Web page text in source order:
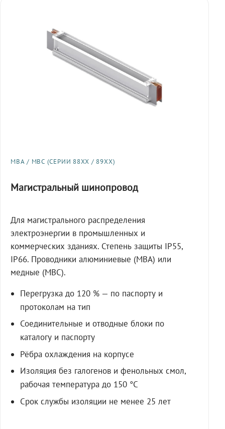
МВА / МВС (СЕРИИ 88XX / 89XX)
Магистральный шинопровод
Для магистрального распределения
электроэнергии в промышленных и
коммерческих зданиях. Степень защиты IP55,
IP66. Проводники алюминиевые (МВА) или
медные (МВС).
Перегрузка до 120 % — по паспорту и
протоколам на тип
Соединительные и отводные блоки по
каталогу и паспорту
Рёбра охлаждения на корпусе
Изоляция без галогенов и фенольных смол,
рабочая температура до 150 °C
Срок службы изоляции не менее 25 лет